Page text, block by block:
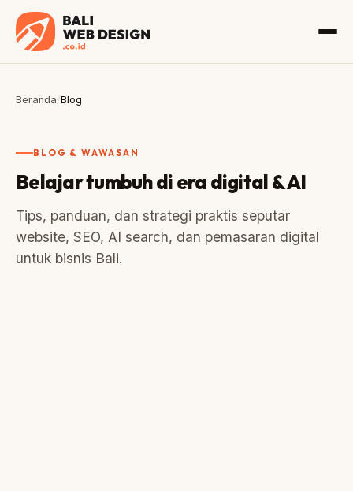
Beranda/Blog
BLOG & WAWASAN
Belajar tumbuh di era digital & AI
Tips, panduan, dan strategi praktis seputar
website, SEO, AI search, dan pemasaran digital
untuk bisnis Bali.